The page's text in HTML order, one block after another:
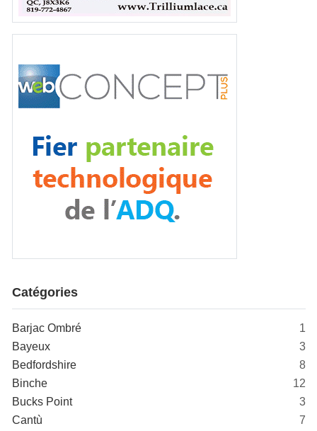
Catégories
Barjac Ombré
1
Bayeux
3
Bedfordshire
8
Binche
12
Bucks Point
3
Cantù
7